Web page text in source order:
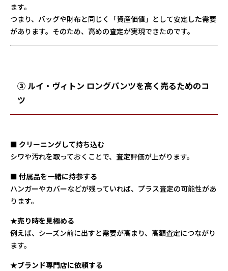
ます。
つまり、バッグや財布と同じく「資産価値」として安定した需要
があります。そのため、高めの査定が実現できたのです。
③ ルイ・ヴィトン ロングパンツを高く売るためのコ
ツ
■ クリーニングして持ち込む
シワや汚れを取っておくことで、査定評価が上がります。
■ 付属品を一緒に持参する
ハンガーやカバーなどが残っていれば、プラス査定の可能性があ
ります。
★売り時を見極める
例えば、シーズン前に出すと需要が高まり、高額査定につながり
ます。
★ブランド専門店に依頼する